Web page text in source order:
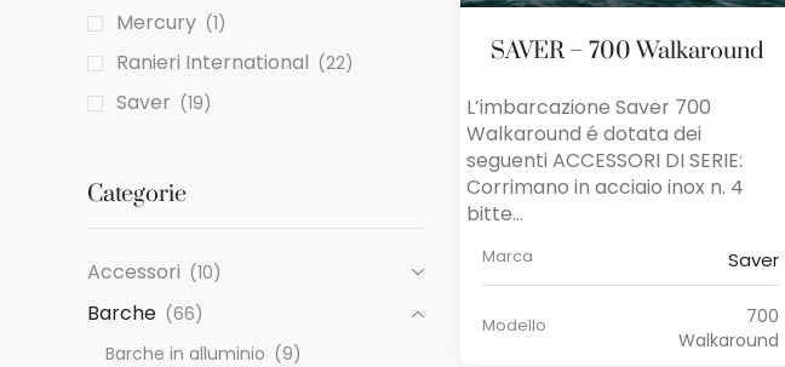
SAVER – 700 Walkaround
L’imbarcazione Saver 700
Walkaround é dotata dei
seguenti ACCESSORI DI SERIE:
Corrimano in acciaio inox n. 4
bitte...
Marca Saver
Modello
700
Walkaround
Mercury (1)
Ranieri International (22)
Saver (19)
Categorie
Accessori (10)
Barche (66)
Barche in alluminio (9)